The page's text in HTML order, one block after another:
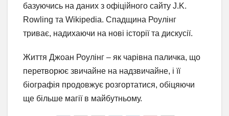
базуючись на даних з офіційного сайту J.K.
Rowling та Wikipedia. Спадщина Роулінг
триває, надихаючи на нові історії та дискусії.
Життя Джоан Роулінг – як чарівна паличка, що
перетворює звичайне на надзвичайне, і її
біографія продовжує розгортатися, обіцяючи
ще більше магії в майбутньому.